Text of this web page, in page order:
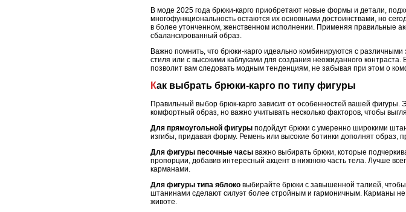
В моде 2025 года брюки-карго приобретают новые формы и детали,
многофункциональность остаются их основными достоинствами, но
в более утонченном, женственном исполнении. Применяя правильные
сбалансированный образ.
Важно помнить, что брюки-карго идеально комбинируются с
стиля или с высокими каблуками для создания неожиданного
позволит вам следовать модным тенденциям, не забывая при этом о
Как выбрать брюки-карго по типу фигуры
Правильный выбор брюк-карго зависит от особенностей вашей
комфортный образ, но важно учитывать несколько факторов, чтобы
Для прямоугольной фигуры подойдут брюки с умеренно широкими
изгибы, придавая форму. Ремень или высокие ботинки дополнят образ,
Для фигуры песочные часы важно выбирать брюки, которые
пропорции, добавив интересный акцент в нижнюю часть тела. Лучше
карманами.
Для фигуры типа яблоко выбирайте брюки с завышенной талией,
штанинами сделают силуэт более стройным и гармоничным. Карманы
животе.